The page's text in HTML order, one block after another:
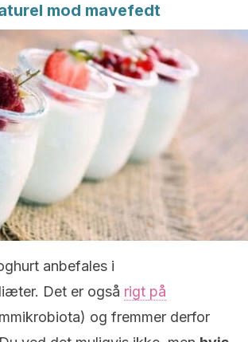
mod mavefedt
anbefales i
Det er også rigt på
og fremmer derfor